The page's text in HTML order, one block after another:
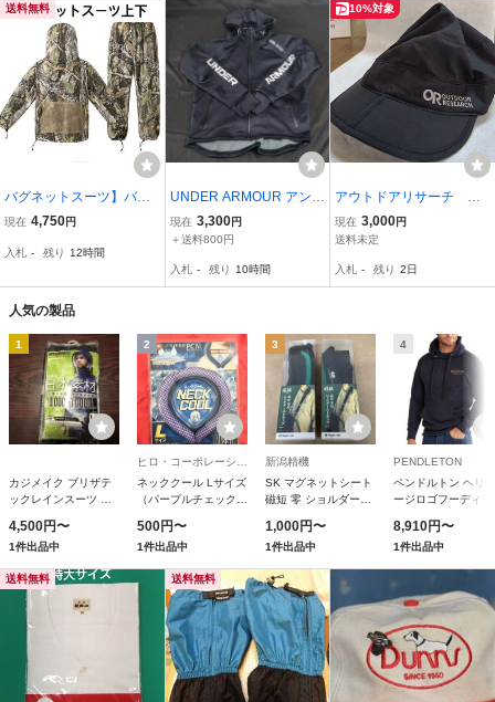
送料無料
バグネットスーツ】バグ
スーツ: 上下セット: USサ
迷彩: 狩猟 射撃 ハンティ
現在 4,750円
入札 - 残り 12時間
UNDER ARMOUR アンダ
ーアーマートレーニング
ジャージUAウインター ニ
1579
現在 3,300円
＋送料800円
入札 - 残り 10時間
10%対象
アウトドアリサーチ ア
ウトドアワークキャッ
プ 折りたたみ式 (636
クネイビー ナイロン10
現在 3,000円
送料未定
入札 - 残り 2日
人気の製品
1
カジメイク ブリザテ
ックレインスーツ シ
サイズ
4,500円〜
1件出品中
2
ヒロ・コーポレーション
ネッククール Lサイズ
（パープルチェック）
500円〜
1件出品中
3
新潟精機
SK マグネットシート
磁短 零 ショルダース
短 零 マグネットシー
トMGS-15用) 調節可
能範囲約1000~1500
1,000円〜
1件出品中
4
PENDLETON
ペンドルトン ヘリテ
ージロゴフーディー
#19807217-395
HERITAGE LOGO
HOODIE
PENDLETON
8,910円〜
1件出品中
送料無料 送料無料